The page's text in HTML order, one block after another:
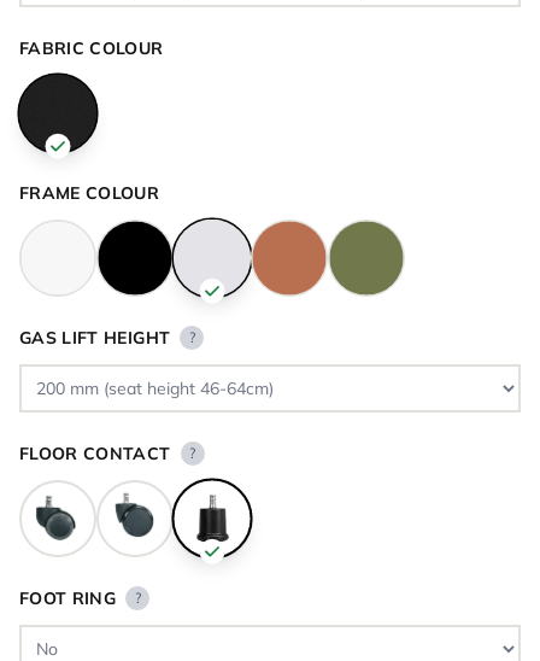
FABRIC COLOUR
FRAME COLOUR
GAS LIFT HEIGHT ?
FLOOR CONTACT ?
FOOT RING ?